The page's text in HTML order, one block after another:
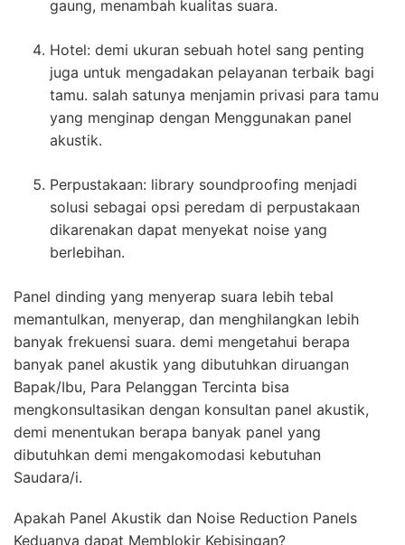
gaung, menambah kualitas suara.
Hotel: demi ukuran sebuah hotel sang penting
juga untuk mengadakan pelayanan terbaik bagi
tamu. salah satunya menjamin privasi para tamu
yang menginap dengan Menggunakan panel
akustik.
Perpustakaan: library soundproofing menjadi
solusi sebagai opsi peredam di perpustakaan
dikarenakan dapat menyekat noise yang
berlebihan.
Panel dinding yang menyerap suara lebih tebal
memantulkan, menyerap, dan menghilangkan lebih
banyak frekuensi suara. demi mengetahui berapa
banyak panel akustik yang dibutuhkan diruangan
Bapak/Ibu, Para Pelanggan Tercinta bisa
mengkonsultasikan dengan konsultan panel akustik,
demi menentukan berapa banyak panel yang
dibutuhkan demi mengakomodasi kebutuhan
Saudara/i.
Apakah Panel Akustik dan Noise Reduction Panels
Keduanya dapat Memblokir Kebisingan?